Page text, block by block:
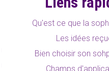
Qu'est ce que la
Les idées
Bien choisir son
Champs